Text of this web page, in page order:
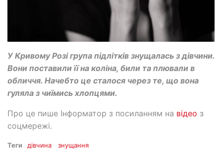
У Кривому Розі група підлітків знущалась з дівчини.
Вони поставили її на коліна, били та плювали в
обличчя. Начебто це сталося через те, що вона
гуляла з чиїмись хлопцями.
Про це пише Інформатор з посиланням на відео з
соцмережі.
Теги дівчина знущання